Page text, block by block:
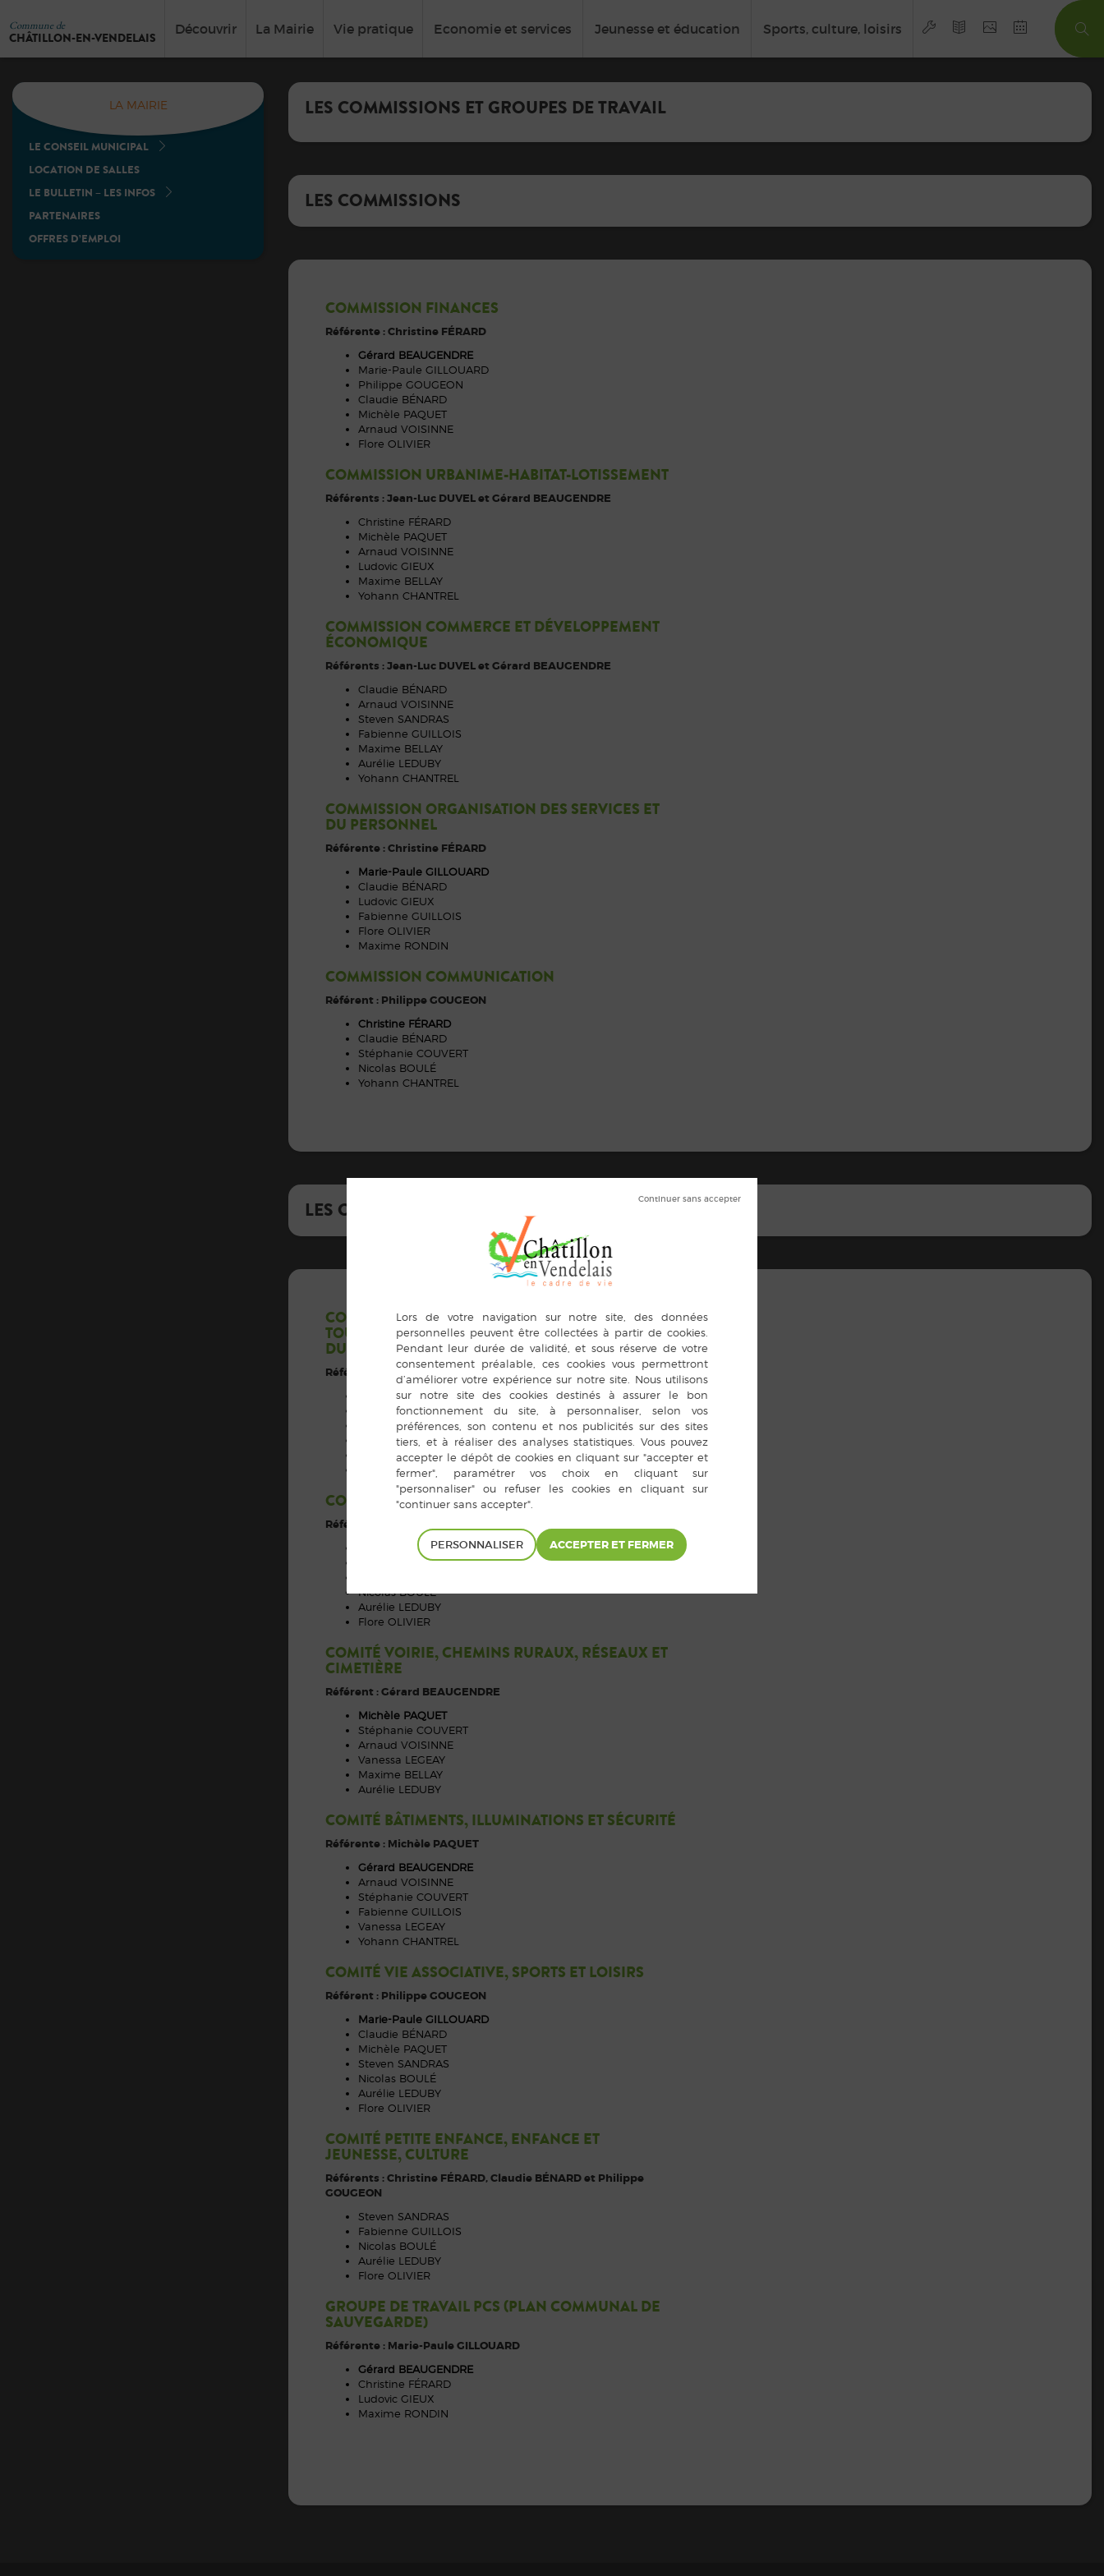
Commune de
CHÂTILLON-EN-VENDELAIS
Découvrir La Mairie Vie pratique Economie et services Jeunesse et éducation Sports, culture, loisirs
LA MAIRIE
LE CONSEIL MUNICIPAL
LOCATION DE SALLES
LE BULLETIN – LES INFOS
PARTENAIRES
OFFRES D’EMPLOI
LES COMMISSIONS ET GROUPES DE TRAVAIL
LES COMMISSIONS
COMMISSION FINANCES
Référente : Christine FÉRARD
Gérard BEAUGENDRE
Marie-Paule GILLOUARD
Philippe GOUGEON
Claudie BÉNARD
Michèle PAQUET
Arnaud VOISINNE
Flore OLIVIER
COMMISSION URBANIME-HABITAT-LOTISSEMENT
Référents : Jean-Luc DUVEL et Gérard BEAUGENDRE
Christine FÉRARD
Michèle PAQUET
Arnaud VOISINNE
Ludovic GIEUX
Maxime BELLAY
Yohann CHANTREL
COMMISSION COMMERCE ET DÉVELOPPEMENT
ÉCONOMIQUE
Référents : Jean-Luc DUVEL et Gérard BEAUGENDRE
Claudie BÉNARD
Arnaud VOISINNE
Steven SANDRAS
Fabienne GUILLOIS
Maxime BELLAY
Aurélie LEDUBY
Yohann CHANTREL
COMMISSION ORGANISATION DES SERVICES ET
DU PERSONNEL
Référente : Christine FÉRARD
Marie-Paule GILLOUARD
Claudie BÉNARD
Ludovic GIEUX
Fabienne GUILLOIS
Flore OLIVIER
Maxime RONDIN
COMMISSION COMMUNICATION
Référent : Philippe GOUGEON
Christine FÉRARD
Claudie BÉNARD
Stéphanie COUVERT
Nicolas BOULÉ
Yohann CHANTREL
LES COMITÉS
COMITÉ ENVIRONNEMENT, PATRIMOINE,
TOURISME, DÉVELOPPEMENT ET AMÉNAGEMENT
DURABLE
Référents : Jean-Luc DUVEL et Gérard BEAUGENDRE
Michèle PAQUET
Steven SANDRAS
Nicolas BOULÉ
Vanessa LEGEAY
Yohann CHANTREL
Maxime RONDIN
COMITÉ AFFAIRES SCOLAIRES ET PÉRISCOLAIRES
Référente : Claudie BÉNARD
Christine FÉRARD
Fabienne GUILLOIS
Nicolas BOULÉ
Aurélie LEDUBY
Flore OLIVIER
COMITÉ VOIRIE, CHEMINS RURAUX, RÉSEAUX ET
CIMETIÈRE
Référent : Gérard BEAUGENDRE
Michèle PAQUET
Stéphanie COUVERT
Arnaud VOISINNE
Vanessa LEGEAY
Maxime BELLAY
Aurélie LEDUBY
COMITÉ BÂTIMENTS, ILLUMINATIONS ET SÉCURITÉ
Référente : Michèle PAQUET
Gérard BEAUGENDRE
Arnaud VOISINNE
Stéphanie COUVERT
Fabienne GUILLOIS
Vanessa LEGEAY
Yohann CHANTREL
COMITÉ VIE ASSOCIATIVE, SPORTS ET LOISIRS
Référent : Philippe GOUGEON
Marie-Paule GILLOUARD
Claudie BÉNARD
Michèle PAQUET
Steven SANDRAS
Nicolas BOULÉ
Aurélie LEDUBY
Flore OLIVIER
COMITÉ PETITE ENFANCE, ENFANCE ET
JEUNESSE, CULTURE
Référents : Christine FÉRARD, Claudie BÉNARD et Philippe
GOUGEON
Steven SANDRAS
Fabienne GUILLOIS
Nicolas BOULÉ
Aurélie LEDUBY
Flore OLIVIER
GROUPE DE TRAVAIL PCS (PLAN COMMUNAL DE
SAUVEGARDE)
Référente : Marie-Paule GILLOUARD
Gérard BEAUGENDRE
Christine FÉRARD
Ludovic GIEUX
Maxime RONDIN
PERSONNALISER